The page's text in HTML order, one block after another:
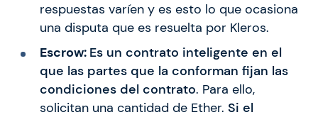
respuestas varíen y es esto lo que ocasiona
una disputa que es resuelta por Kleros.
Escrow: Es un contrato inteligente en el
que las partes que la conforman fijan las
condiciones del contrato. Para ello,
solicitan una cantidad de Ether. Si el